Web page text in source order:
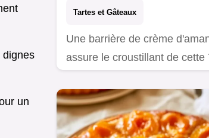
dignes
un
Tartes et Gâteaux
Une barrière de crème
assure le croustillant de cette